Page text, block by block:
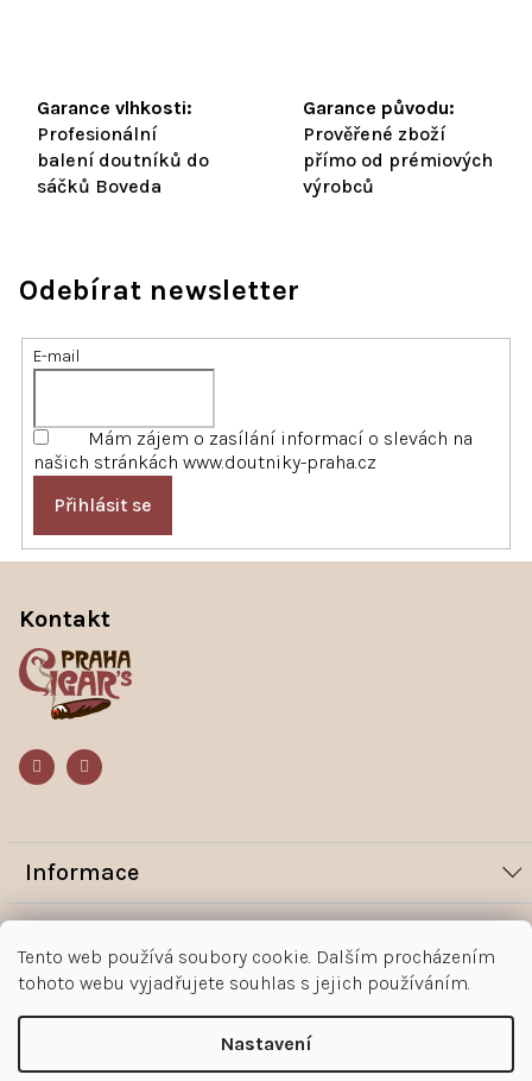
Tento web používá soubory cookie. Dalším procházením
tohoto webu vyjadřujete souhlas s jejich používáním.
Nastavení
Garance vlhkosti:
Profesionální
balení doutníků do
sáčků Boveda
Garance původu:
Prověřené zboží
přímo od prémiových
výrobců
Odebírat newsletter
E-mail
Mám zájem o zasílání informací o slevách na
našich stránkách www.doutniky-praha.cz
Přihlásit se
Informace
Novinky
Magazín
Jak nakupovat
Obchodní podmínky
Kontakt
+420 602 383 998
Kontakt